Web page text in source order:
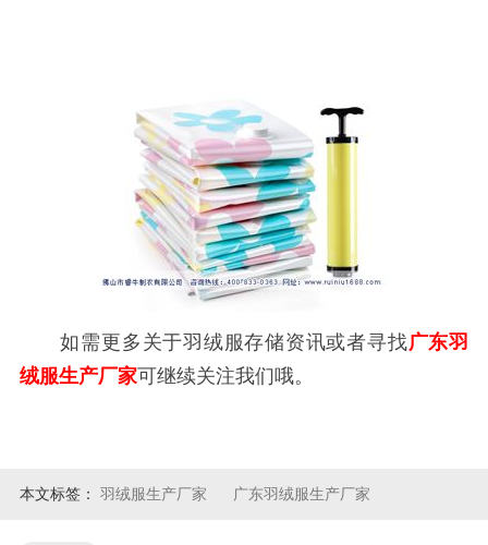
如需更多关于羽绒服存储资讯或者寻找广东羽
绒服生产厂家可继续关注我们哦。
本文标签： 羽绒服生产厂家 广东羽绒服生产厂家